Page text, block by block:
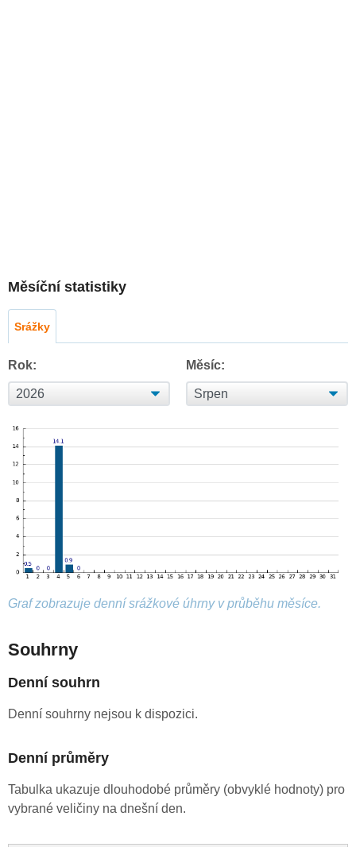
Měsíční statistiky
Srážky
Rok: Měsíc:
Graf zobrazuje denní srážkové úhrny v průběhu měsíce.
Souhrny
Denní souhrn
Denní souhrny nejsou k dispozici.
Denní průměry
Tabulka ukazuje dlouhodobé průměry (obvyklé hodnoty) pro
vybrané veličiny na dnešní den.